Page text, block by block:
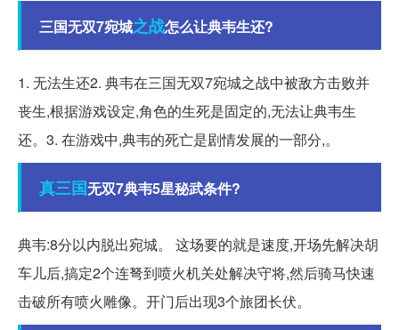
三国无双7宛城之战怎么让典韦生还?
1. 无法生还2. 典韦在三国无双7宛城之战中被敌方击败并
丧生,根据游戏设定,角色的生死是固定的,无法让典韦生
还。3. 在游戏中,典韦的死亡是剧情发展的一部分,。
真三国无双7典韦5星秘武条件?
典韦:8分以内脱出宛城。 这场要的就是速度,开场先解决胡
车儿后,搞定2个连弩到喷火机关处解决守将,然后骑马快速
击破所有喷火雕像。开门后出现3个旅团长伏。